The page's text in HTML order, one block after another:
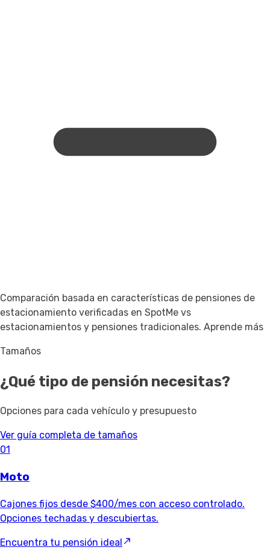
Comparación basada en características de pensiones de
estacionamiento verificadas en SpotMe vs
estacionamientos y pensiones tradicionales. Aprende más
Tamaños
¿Qué tipo de pensión necesitas?
Opciones para cada vehículo y presupuesto
Ver guía completa de tamaños
01
Moto
Cajones fijos desde $400/mes con acceso controlado.
Opciones techadas y descubiertas.
Encuentra tu pensión ideal